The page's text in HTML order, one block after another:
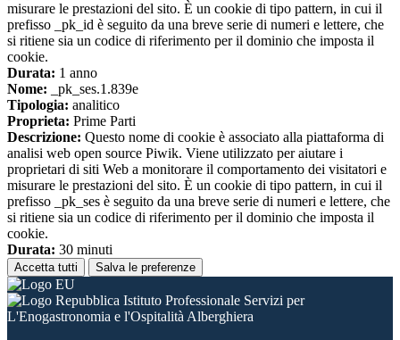
misurare le prestazioni del sito. È un cookie di tipo pattern, in cui il
prefisso _pk_id è seguito da una breve serie di numeri e lettere, che
si ritiene sia un codice di riferimento per il dominio che imposta il
cookie.
Durata: 1 anno
Nome: _pk_ses.1.839e
Tipologia: analitico
Proprieta: Prime Parti
Descrizione: Questo nome di cookie è associato alla piattaforma di
analisi web open source Piwik. Viene utilizzato per aiutare i
proprietari di siti Web a monitorare il comportamento dei visitatori e
misurare le prestazioni del sito. È un cookie di tipo pattern, in cui il
prefisso _pk_ses è seguito da una breve serie di numeri e lettere, che
si ritiene sia un codice di riferimento per il dominio che imposta il
cookie.
Durata: 30 minuti
Accetta tutti Salva le preferenze
Istituto Professionale Servizi per
L'Enogastronomia e l'Ospitalità Alberghiera